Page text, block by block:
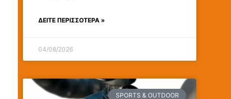
ΔΕΊΤΕ ΠΕΡΙΣΣΟΤΕΡΑ »
04/08/2026
SPORTS & OUTDOOR